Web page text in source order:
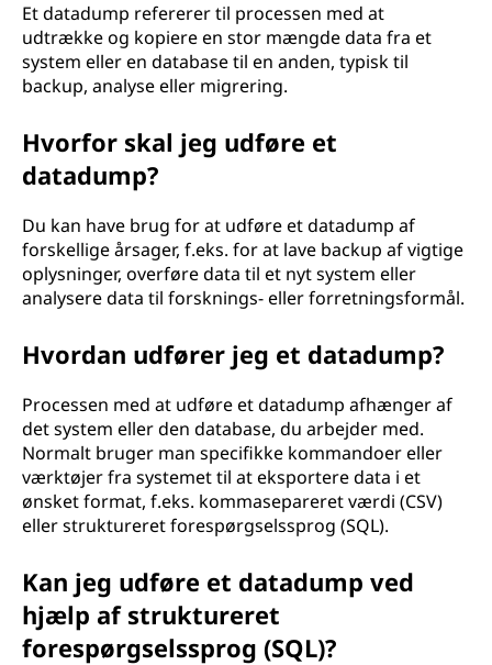
Et datadump refererer til processen med at
udtrække og kopiere en stor mængde data fra et
system eller en database til en anden, typisk til
backup, analyse eller migrering.
Hvorfor skal jeg udføre et
datadump?
Du kan have brug for at udføre et datadump af
forskellige årsager, f.eks. for at lave backup af vigtige
oplysninger, overføre data til et nyt system eller
analysere data til forsknings- eller forretningsformål.
Hvordan udfører jeg et datadump?
Processen med at udføre et datadump afhænger af
det system eller den database, du arbejder med.
Normalt bruger man specifikke kommandoer eller
værktøjer fra systemet til at eksportere data i et
ønsket format, f.eks. kommasepareret værdi (CSV)
eller struktureret forespørgselssprog (SQL).
Kan jeg udføre et datadump ved
hjælp af struktureret
forespørgselssprog (SQL)?